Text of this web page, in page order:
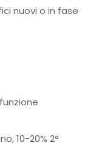
nuovi o in fase
10-20% 2°